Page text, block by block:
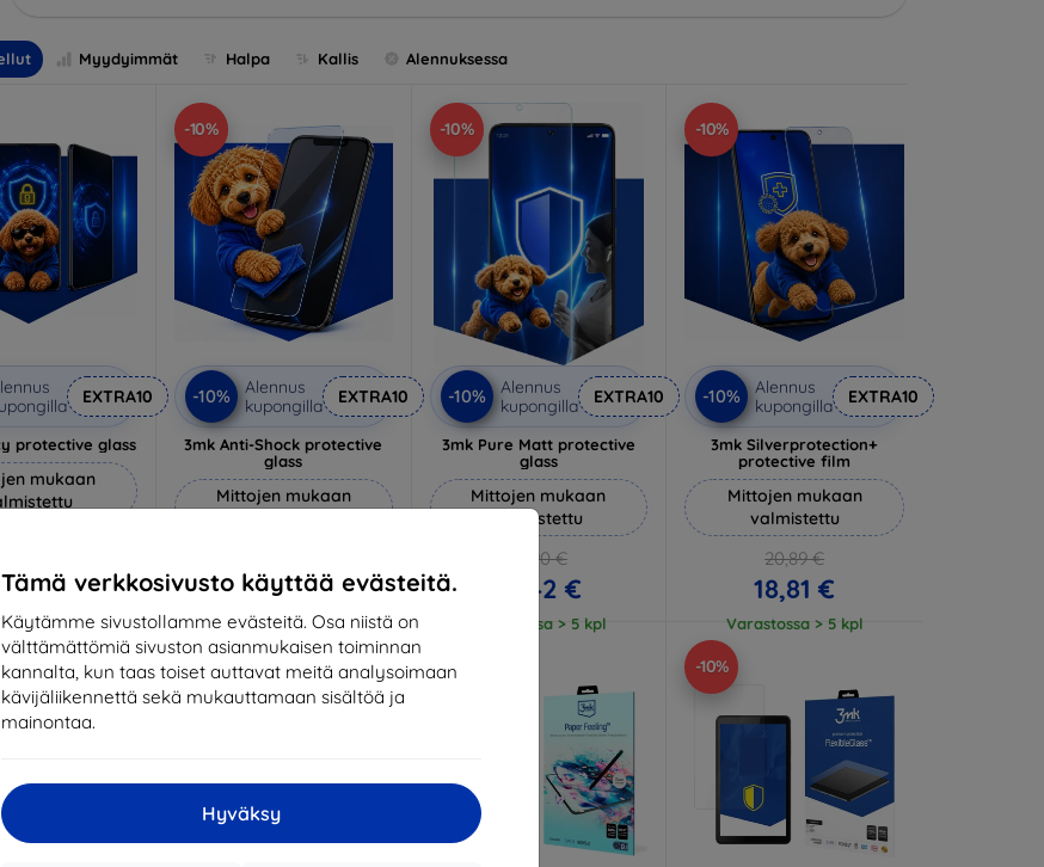
Tämä verkkosivusto käyttää evästeitä.
Käytämme sivustollamme evästeitä. Osa niistä on
välttämättömiä sivuston asianmukaisen toiminnan
kannalta, kun taas toiset auttavat meitä analysoimaan
kävijäliikennettä sekä mukauttamaan sisältöä ja
mainontaa.
Hyväksy
Myydyimmät Halpa Kallis Alennuksessa
EXTRA10
protective glass
mukaan
20,61 €
-10%
-10%
Alennus
kupongilla
EXTRA10
3mk Anti-Shock protective
glass
Mittojen mukaan
17,01 €
Varastossa > 5 kpl
-10%
-10%
Alennus
kupongilla
EXTRA10
3mk Pure Matt protective
glass
Mittojen mukaan
valmistettu
14,90 €
13,42 €
Varastossa > 5 kpl
-10%
-10%
Alennus
kupongilla
EXTRA10
3mk Silverprotection+
protective film
Mittojen mukaan
valmistettu
20,89 €
18,81 €
Varastossa > 5 kpl
-10% -58% -10%